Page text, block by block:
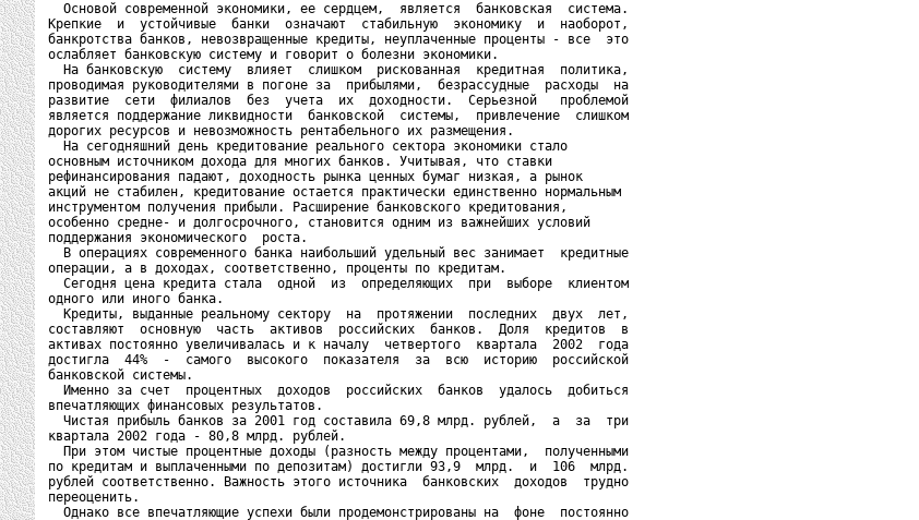
  Основой современной экономики, ее сердцем,  является  банковская  система.
Крепкие  и  устойчивые  банки  означают  стабильную  экономику  и  наоборот,
банкротства банков, невозвращенные кредиты, неуплаченные проценты - все  это
ослабляет банковскую систему и говорит о болезни экономики.
  На банковскую  систему  влияет  слишком  рискованная  кредитная  политика,
проводимая руководителями в погоне за  прибылями,  безрассудные  расходы  на
развитие  сети  филиалов  без  учета  их  доходности.  Серьезной   проблемой
является поддержание ликвидности  банковской  системы,  привлечение  слишком
дорогих ресурсов и невозможность рентабельного их размещения.
  На сегодняшний день кредитование реального сектора экономики стало
основным источником дохода для многих банков. Учитывая, что ставки
рефинансирования падают, доходность рынка ценных бумаг низкая, а рынок
акций не стабилен, кредитование остается практически единственно нормальным
инструментом получения прибыли. Расширение банковского кредитования,
особенно средне- и долгосрочного, становится одним из важнейших условий
поддержания экономического  роста.
  В операциях современного банка наибольший удельный вес занимает  кредитные
операции, а в доходах, соответственно, проценты по кредитам.
  Сегодня цена кредита стала  одной  из  определяющих  при  выборе  клиентом
одного или иного банка.
  Кредиты, выданные реальному сектору  на  протяжении  последних  двух  лет,
составляют  основную  часть  активов  российских  банков.  Доля  кредитов  в
активах постоянно увеличивалась и к началу  четвертого  квартала  2002  года
достигла  44%  -  самого  высокого  показателя  за  всю  историю  российской
банковской системы.
  Именно за счет  процентных  доходов  российских  банков  удалось  добиться
впечатляющих финансовых результатов.
  Чистая прибыль банков за 2001 год составила 69,8 млрд. рублей,  а  за  три
квартала 2002 года - 80,8 млрд. рублей.
  При этом чистые процентные доходы (разность между процентами,  полученными
по кредитам и выплаченными по депозитам) достигли 93,9  млрд.  и  106  млрд.
рублей соответственно. Важность этого источника  банковских  доходов  трудно
переоценить.
  Однако все впечатляющие успехи были продемонстрированы на  фоне  постоянно